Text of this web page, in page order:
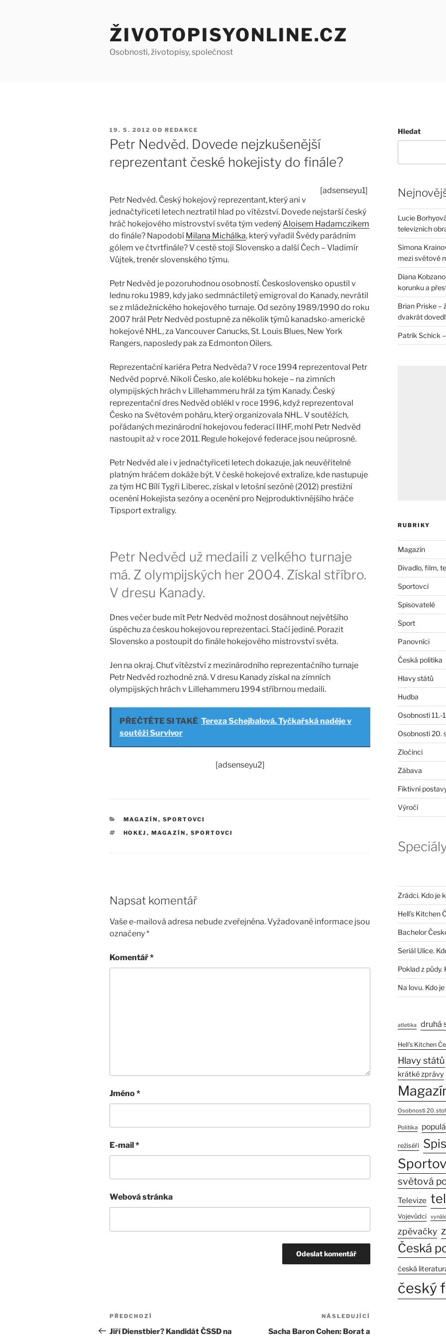
ŽIVOTOPISYONLINE.CZ
Osobnosti, životopisy, společnost
PUBLIKOVÁNO
19. 5. 2012 OD REDAKCE
Petr Nedvěd. Dovede nejzkušenější
reprezentant české hokejisty do finále?
[adsenseyu1]
Petr Nedvěd. Český hokejový reprezentant, který ani v
jednačtyřiceti letech neztratil hlad po vítězství. Dovede nejstarší český
hráč hokejového mistrovství světa tým vedenýAloisem Hadamczikem
do finále? Napodobí Milana Michálka, který vyřadil Švédy parádním
gólem ve čtvrtfinále? V cestě stojí Slovensko a další Čech – Vladimír
Vůjtek, trenér slovenského týmu.
Petr Nedvěd je pozoruhodnou osobností. Československo opustil v
lednu roku 1989, kdy jako sedmnáctiletý emigroval do Kanady, nevrátil
se z mládežnického hokejového turnaje. Od sezóny 1989/1990 do roku
2007 hrál Petr Nedvěd postupně za několik týmů kanadsko-americké
hokejové NHL, za Vancouver Canucks, St. Louis Blues, New York
Rangers, naposledy pak za Edmonton Oilers.
Reprezentační kariéra Petra Nedvěda? V roce 1994 reprezentoval Petr
Nedvěd poprvé. Nikoli Česko, ale kolébku hokeje – na zimních
olympijských hrách v Lillehammeru hrál za tým Kanady. Český
reprezentační dres Nedvěd oblékl v roce 1996, když reprezentoval
Česko na Světovém poháru, který organizovala NHL. V soutěžích,
pořádaných mezinárodní hokejovou federací IIHF, mohl Petr Nedvěd
nastoupit až v roce 2011. Regule hokejové federace jsou neúprosné.
Petr Nedvěd ale i v jednačtyřiceti letech dokazuje, jak neuvěřitelně
platným hráčem dokáže být. V české hokejové extralize, kde nastupuje
za tým HC Bílí Tygři Liberec, získal v letošní sezóně (2012) prestižní
ocenění Hokejista sezóny a ocenění pro Nejproduktivnějšího hráče
Tipsport extraligy.
Petr Nedvěd už medaili z velkého turnaje
má. Z olympijských her 2004. Získal stříbro.
V dresu Kanady.
Dnes večer bude mít Petr Nedvěd možnost dosáhnout největšího
úspěchu za českou hokejovou reprezentaci. Stačí jediné. Porazit
Slovensko a postoupit do finále hokejového mistrovství světa.
Jen na okraj. Chuť vítězství z mezinárodního reprezentačního turnaje
Petr Nedvěd rozhodně zná. V dresu Kanady získal na zimních
olympijských hrách v Lillehammeru 1994 stříbrnou medaili.
PŘEČTĚTE SI TAKÉ Tereza Schejbalová. Tyčkařská naděje v
soutěži Survivor
[adsenseyu2]
RUBRIKY
MAGAZÍN , SPORTOVCI
ŠTÍTKY
HOKEJ , MAGAZÍN , SPORTOVCI
Napsat komentář
Vaše e-mailová adresa nebude zveřejněna.Vyžadované informace jsou
označeny*
Komentář*
Jméno*
E-mail*
Webová stránka
Navigace
pro
Předchozí
příspěvek
PŘEDCHOZÍ
Jiří Dienstbier? Kandidát ČSSD na
NÁSLEDUJÍCÍ
Sacha Baron Cohen: Borat a
Hledat
Lucie
televizních
Simona
mezi světové
Diana
korunku a
Brian Priske –
dvakrát
Patrik Schick
RUBRIKY
Magazín
Divadlo, film,
Sportovci
Spisovatelé
Sport
Panovníci
Česká politika
Hlavy států
Hudba
Osobnosti 11.-
Osobnosti 20.
Zločinci
Zábava
Fiktivní
Výročí
Zrádci. Kdo je
Hell’s Kitchen
Bachelor
Seriál Ulice.
Poklad z půdy.
Na lovu. Kdo
atletika druhá
Hell’s Kitchen
Hlavy států
krátké zprávy
Osobnosti 20.
Politika
režiséři
světová
Televize
Vojevůdci
zpěvačky
Česká
česká
český